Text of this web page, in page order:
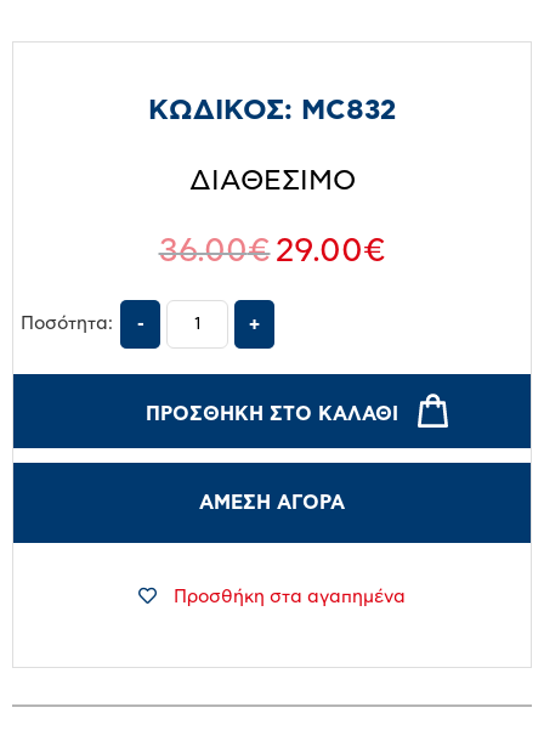
ΚΩΔΙΚΟΣ: MC832
ΔΙΑΘΕΣΙΜΟ
36.00€ 29.00€
Ποσότητα:
ΠΡΟΣΘΉΚΗ ΣΤΟ ΚΑΛΆΘΙ
ΑΜΕΣΗ ΑΓΟΡΑ
Προσθήκη στα αγαπημένα